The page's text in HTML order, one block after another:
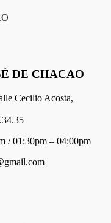
DE CHACAO
Cecilio Acosta,
/ 01:30pm – 04:00pm